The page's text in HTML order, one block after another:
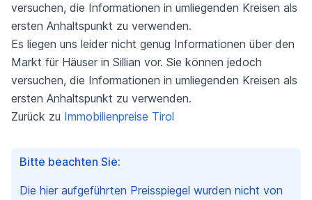
versuchen, die Informationen in umliegenden Kreisen als
ersten Anhaltspunkt zu verwenden.
Es liegen uns leider nicht genug Informationen über den
Markt für Häuser in Sillian vor. Sie können jedoch
versuchen, die Informationen in umliegenden Kreisen als
ersten Anhaltspunkt zu verwenden.
Zurück zu Immobilienpreise Tirol
Bitte beachten Sie:
Die hier aufgeführten Preisspiegel wurden nicht von